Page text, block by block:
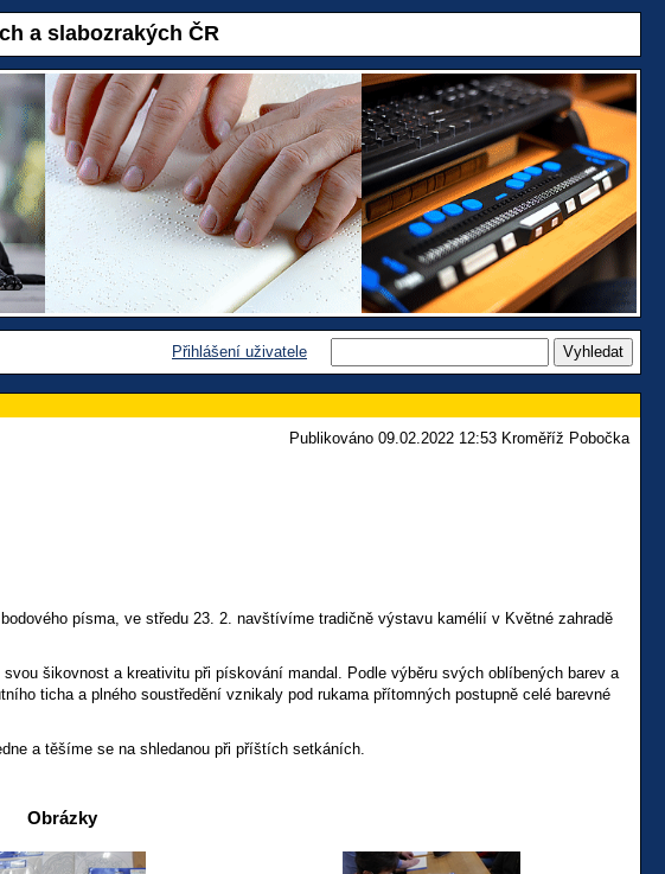
a slabozrakých ČR
Přihlášení uživatele
Publikováno 09.02.2022 12:53 Kroměříž Pobočka
písma, ve středu 23. 2. navštívíme tradičně výstavu kamélií v Květné zahradě
šikovnost a kreativitu při pískování mandal. Podle výběru svých oblíbených barev a
ticha a plného soustředění vznikaly pod rukama přítomných postupně celé barevné
a těšíme se na shledanou při příštích setkáních.
Obrázky